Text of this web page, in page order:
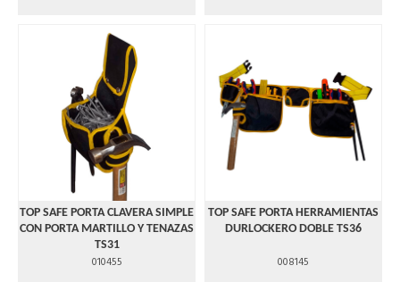
TOP SAFE PORTA CLAVERA SIMPLE
CON PORTA MARTILLO Y TENAZAS
TS31
010455
TOP SAFE PORTA HERRAMIENTAS
DURLOCKERO DOBLE TS36
008145